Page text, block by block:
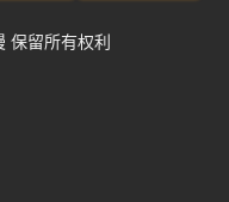
保留所有权利